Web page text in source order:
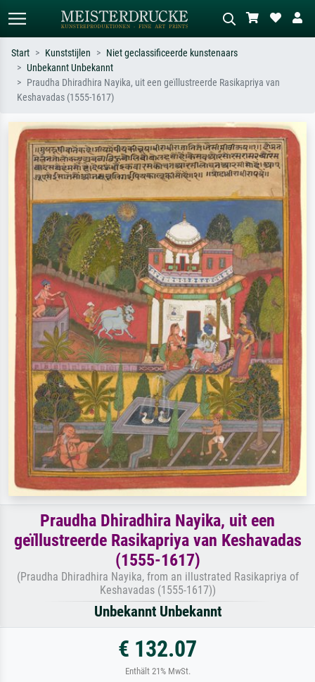
Standaard zoeken AI-beeldzoeker
Zoek op kunstenaar, titel of stijl – bijv.
Hokusai-golf, naakt.
olieverfschilderij, staand naakt naast
een boom.
Start Kunststijlen
Niet geclassificeerde kunstenaars
Unbekannt Unbekannt
Praudha Dhiradhira Nayika, uit een geïllustreerde Rasikapriya van
Keshavadas (1555-1617)
Praudha Dhiradhira Nayika, uit een
geïllustreerde Rasikapriya van Keshavadas
(1555-1617)
(Praudha Dhiradhira Nayika, from an illustrated Rasikapriya of
Keshavadas (1555-1617))
Unbekannt Unbekannt
€ 132.07
Enthält 21% MwSt.